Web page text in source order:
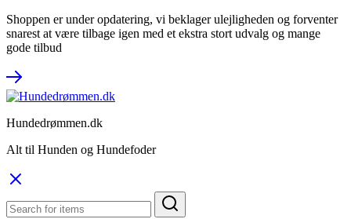
Shoppen er under opdatering, vi beklager ulejligheden og forventer
snarest at være tilbage igen med et ekstra stort udvalg og mange
gode tilbud
Hundedrømmen.dk
Alt til Hunden og Hundefoder